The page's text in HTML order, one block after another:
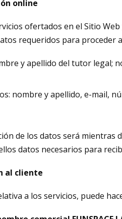
online
ofertados en el Sitio Web
requeridos para proceder
y apellido del tutor legal;
nombre y apellido, e-mail,
de los datos será
datos necesarios para
al cliente
a los servicios, puede